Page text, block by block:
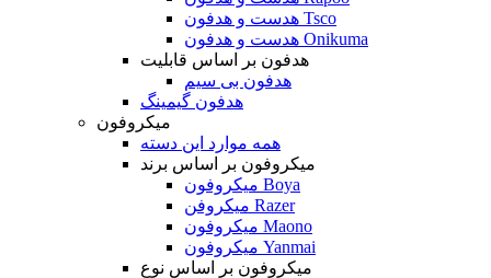
هدست و هدفون Tsco
هدست و هدفون Onikuma
هدفون بر اساس قابلیت
هدفون بی سیم
هدفون گیمینگ
میکروفون
همه موارد این دسته
میکروفون بر اساس برند
میکروفون Boya
میکروفن Razer
میکروفون Maono
میکروفون Yanmai
میکروفون بر اساس نوع